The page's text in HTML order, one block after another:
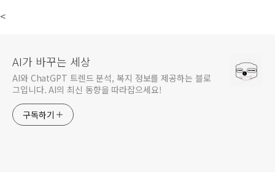
<
AI가 바꾸는 세상
AI와 ChatGPT 트렌드 분석, 복지 정보를 제공하는 블로
그입니다. AI의 최신 동향을 따라잡으세요!
구독하기